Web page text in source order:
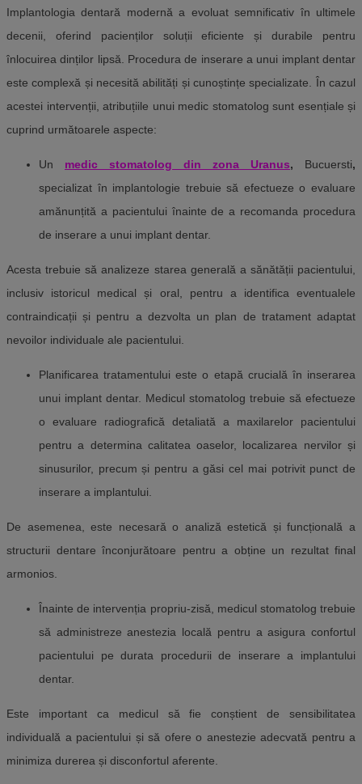
Implantologia dentară modernă a evoluat semnificativ în ultimele
decenii, oferind pacienților soluții eficiente și durabile pentru
înlocuirea dinților lipsă. Procedura de inserare a unui implant dentar
este complexă și necesită abilități și cunoștințe specializate. În cazul
acestei intervenții, atribuțiile unui medic stomatolog sunt esențiale și
cuprind următoarele aspecte:
Un medic stomatolog din zona Uranus, Bucuersti,
specializat în implantologie trebuie să efectueze o evaluare
amănunțită a pacientului înainte de a recomanda procedura
de inserare a unui implant dentar.
Acesta trebuie să analizeze starea generală a sănătății pacientului,
inclusiv istoricul medical și oral, pentru a identifica eventualele
contraindicații și pentru a dezvolta un plan de tratament adaptat
nevoilor individuale ale pacientului.
Planificarea tratamentului este o etapă crucială în inserarea
unui implant dentar. Medicul stomatolog trebuie să efectueze
o evaluare radiografică detaliată a maxilarelor pacientului
pentru a determina calitatea oaselor, localizarea nervilor și
sinusurilor, precum și pentru a găsi cel mai potrivit punct de
inserare a implantului.
De asemenea, este necesară o analiză estetică și funcțională a
structurii dentare înconjurătoare pentru a obține un rezultat final
armonios.
Înainte de intervenția propriu-zisă, medicul stomatolog trebuie
să administreze anestezia locală pentru a asigura confortul
pacientului pe durata procedurii de inserare a implantului
dentar.
Este important ca medicul să fie conștient de sensibilitatea
individuală a pacientului și să ofere o anestezie adecvată pentru a
minimiza durerea și disconfortul aferente.